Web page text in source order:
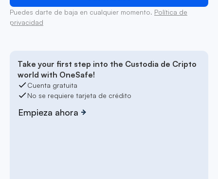
Puedes darte de baja en cualquier momento. Política de
privacidad
Take your first step into the Custodia de Cripto
world with OneSafe!
Cuenta gratuita
No se requiere tarjeta de crédito
Empieza ahora